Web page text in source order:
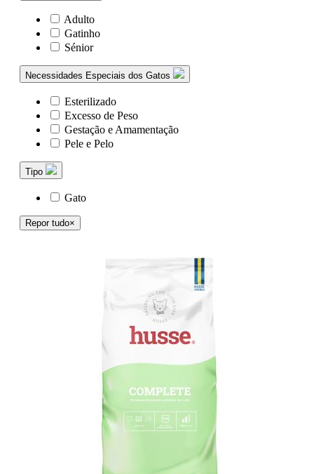
Adulto
Gatinho
Sénior
Necessidades Especiais dos Gatos
Esterilizado
Excesso de Peso
Gestação e Amamentação
Pele e Pelo
Tipo
Gato
Repor tudo×